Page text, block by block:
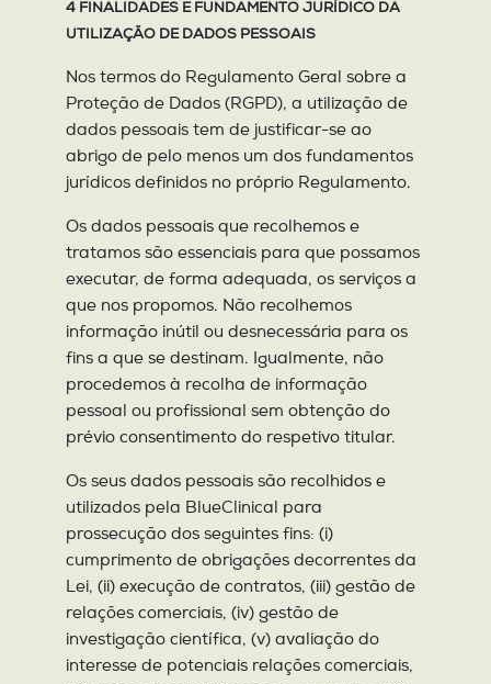
4 FINALIDADES E FUNDAMENTO JURÍDICO DA
UTILIZAÇÃO DE DADOS PESSOAIS
Nos termos do Regulamento Geral sobre a
Proteção de Dados (RGPD), a utilização de
dados pessoais tem de justificar-se ao
abrigo de pelo menos um dos fundamentos
jurídicos definidos no próprio Regulamento.
Os dados pessoais que recolhemos e
tratamos são essenciais para que possamos
executar, de forma adequada, os serviços a
que nos propomos. Não recolhemos
informação inútil ou desnecessária para os
fins a que se destinam. Igualmente, não
procedemos à recolha de informação
pessoal ou profissional sem obtenção do
prévio consentimento do respetivo titular.
Os seus dados pessoais são recolhidos e
utilizados pela BlueClinical para
prossecução dos seguintes fins: (i)
cumprimento de obrigações decorrentes da
Lei, (ii) execução de contratos, (iii) gestão de
relações comerciais, (iv) gestão de
investigação científica, (v) avaliação do
interesse de potenciais relações comerciais,